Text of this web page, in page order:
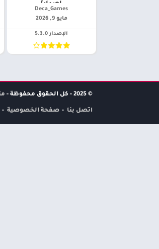
إصدار]
Deca_Games‏
مايو 9, 2026
الإصدار 5.3.0
© 2025 - كل الحقوق محفوظة -
اتصل بنا صفحة الخصوصية